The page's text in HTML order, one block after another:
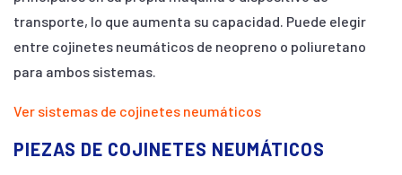
transporte, lo que aumenta su capacidad. Puede elegir
entre cojinetes neumáticos de neopreno o poliuretano
para ambos sistemas.
Ver sistemas de cojinetes neumáticos
PIEZAS DE COJINETES NEUMÁTICOS